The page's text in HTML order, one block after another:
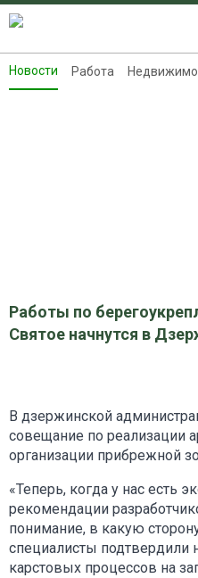
Новости
Новости Работа
Работы по
Святое начнутся в
В дзержинской
совещание по реализации
организации прибрежной
«Теперь, когда у нас есть
рекомендации
понимание, в какую
специалисты подтвердили
карстовых процессов на